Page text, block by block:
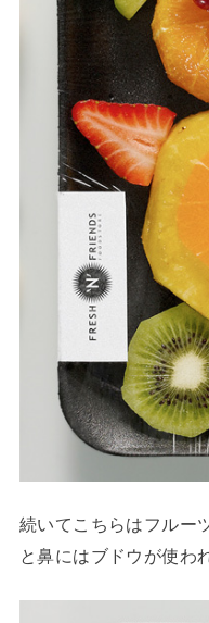
続いてこちらはフルー
と鼻にはブドウが使わ